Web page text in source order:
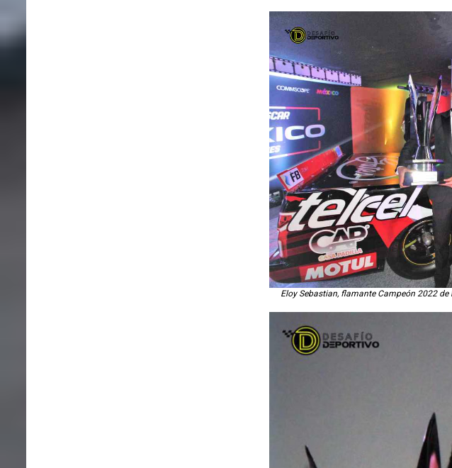
Eloy Sebastian, flamante Campeón 2022